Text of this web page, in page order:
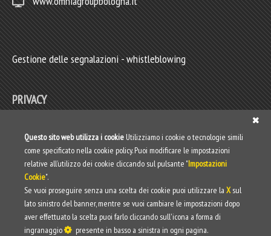
Gestione delle segnalazioni - whistleblowing
PRIVACY
Web Privacy Policy
Informativa clienti/fornitori
Questo sito web utilizza i cookie Utilizziamo i cookie o tecnologie simili
come specificato nella cookie policy. Puoi modificare le impostazioni
relative all’utilizzo dei cookie cliccando sul pulsante "Impostazioni
Cookie".
Se vuoi proseguire senza una scelta dei cookie puoi utilizzare la Xsul
lato sinistro del banner, mentre se vuoi cambiare le impostazioni dopo
aver effettuato la scelta puoi farlo cliccando sull'icona a forma di
ingranaggio
presente in basso a sinistra in ogni pagina.